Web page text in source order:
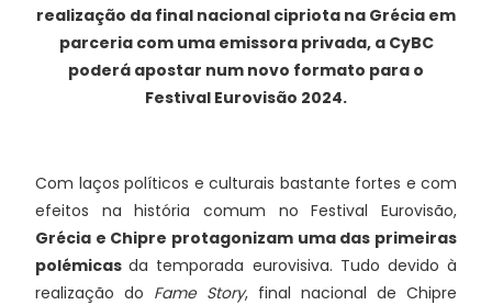
realização da final nacional cipriota na Grécia em
parceria com uma emissora privada, a CyBC
poderá apostar num novo formato para o
Festival Eurovisão 2024.
Com laços políticos e culturais bastante fortes e com
efeitos na história comum no Festival Eurovisão,
Grécia e Chipre protagonizam uma das primeiras
polémicasda temporada eurovisiva. Tudo devido à
realização do Fame Story, final nacional de Chipre